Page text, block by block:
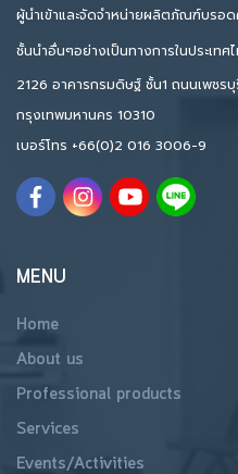
ผู้นำเข้าและจัดจำหน่ายผลิตภัณฑ์บรอ
ชั้นนำอื่นๆอย่างเป็นทางการในประเทศ
2126 อาคารกรมดิษฐ์ ชั้น1 ถนนเพชร
กรุงเทพมหานคร 10310
เบอร์โทร +66(0)2 016 3006-9
MENU
Home
About us
Professional products
Services
Events/Activities